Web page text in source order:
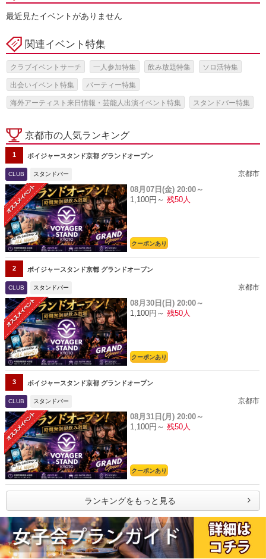
最近見たイベントがありません
関連イベント特集
クラブイベントサーチ 一人参加特集 飲み放題特集 ソロ活特集
出会いイベント特集 パーティー特集
海外アーティスト来日情報・芸能人出演イベント特集 スタンドバー特集
京都市の人気ランキング
1 ボイジャースタンド京都 グランドオープン
CLUB スタンドバー 京都市
08月07日(金) 20:00～
1,100円～ 残50人
クーポンあり
2 ボイジャースタンド京都 グランドオープン
CLUB スタンドバー 京都市
08月30日(日) 20:00～
1,100円～ 残50人
クーポンあり
3 ボイジャースタンド京都 グランドオープン
CLUB スタンドバー 京都市
08月31日(月) 20:00～
1,100円～ 残50人
クーポンあり
ランキングをもっと見る